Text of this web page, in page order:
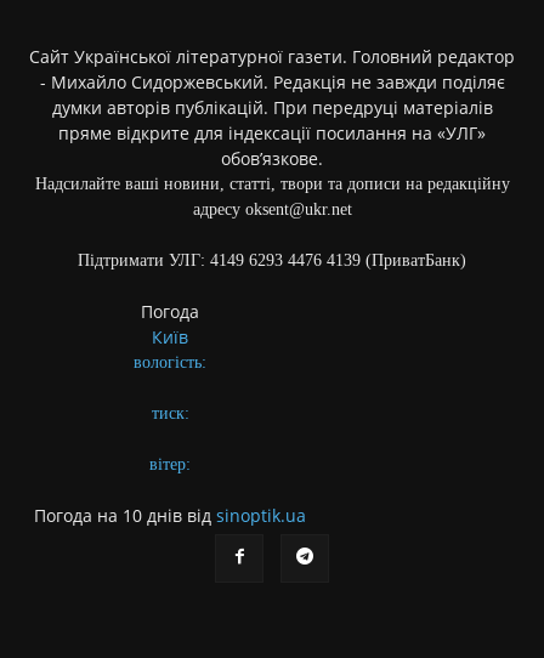
Сайт Української літературної газети. Головний редактор
- Михайло Сидоржевський. Редакція не завжди поділяє
думки авторів публікацій. При передруці матеріалів
пряме відкрите для індексації посилання на «УЛГ»
обов’язкове.
Надсилайте ваші новини, статті, твори та дописи на редакційну
адресу oksent@ukr.net
Підтримати УЛГ: 4149 6293 4476 4139 (ПриватБанк)
Погода
Київ
вологість:
тиск:
вітер:
Погода на 10 днів від sinoptik.ua